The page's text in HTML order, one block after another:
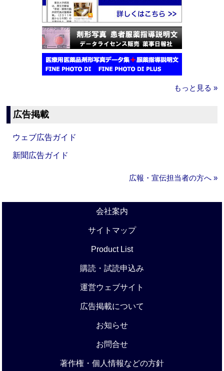
もっと見る »
広告掲載
ウェブ広告ガイド
新聞広告ガイド
広報・宣伝担当者の方へ »
会社案内
サイトマップ
Product List
購読・試読申込み
運営ウェブサイト
広告掲載について
お知らせ
お問合せ
著作権・個人情報などの方針